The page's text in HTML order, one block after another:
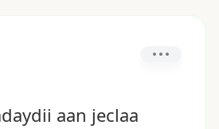
aan jeclaa